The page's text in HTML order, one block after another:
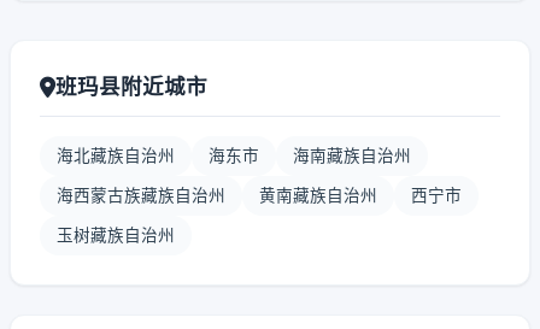
班玛县附近城市
海北藏族自治州 海东市 海南藏族自治州
海西蒙古族藏族自治州 黄南藏族自治州 西宁市
玉树藏族自治州